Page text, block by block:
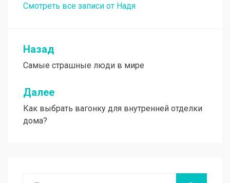
Смотреть все записи от Надя
Навигация
по
записям
Назад
Самые страшные люди в мире
Далее
Как выбрать вагонку для внутренней отделки
дома?